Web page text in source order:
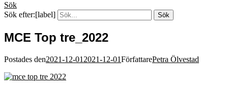
Sök
Sök efter:[label]
MCE Top tre_2022
Postades den2021-12-01 2021-12-01FörfattarePetra Ölvestad